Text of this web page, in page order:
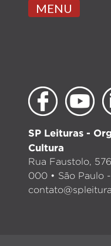
MENU
SP Leituras -
Cultura
Rua Faustolo,
000 • São Paulo